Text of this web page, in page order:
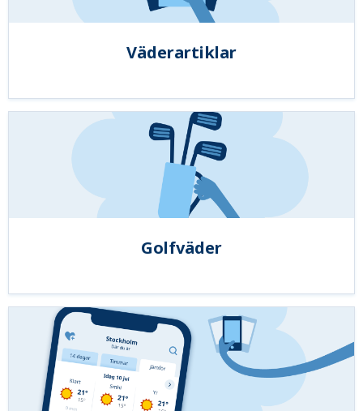
Väderartiklar
Golfväder